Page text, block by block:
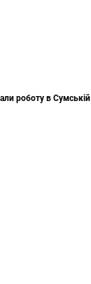
роботу в Сумській